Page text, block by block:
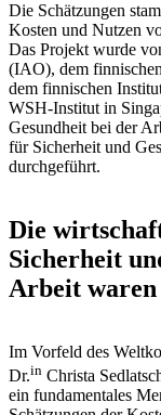
Die Schätzungen
Kosten und Nutzen
Das Projekt wurde
(IAO), dem
dem finnischen
WSH-Institut in
Gesundheit bei der
für Sicherheit und
durchgeführt.
Die
Sicherheit
Arbeit
Im Vorfeld des
Dr.in Christa
ein fundamentales